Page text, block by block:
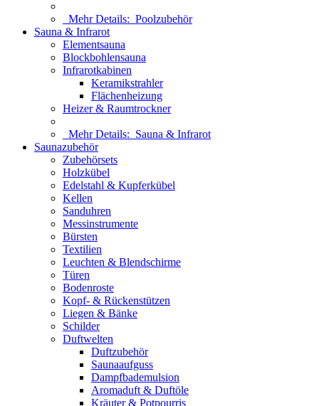
Mehr Details: Poolzubehör
Sauna & Infrarot
Elementsauna
Blockbohlensauna
Infrarotkabinen
Keramikstrahler
Flächenheizung
Heizer & Raumtrockner
Mehr Details: Sauna & Infrarot
Saunazubehör
Zubehörsets
Holzkübel
Edelstahl & Kupferkübel
Kellen
Sanduhren
Messinstrumente
Bürsten
Textilien
Leuchten & Blendschirme
Türen
Bodenroste
Kopf- & Rückenstützen
Liegen & Bänke
Schilder
Duftwelten
Duftzubehör
Saunaaufguss
Dampfbademulsion
Aromaduft & Duftöle
Kräuter & Potpourris